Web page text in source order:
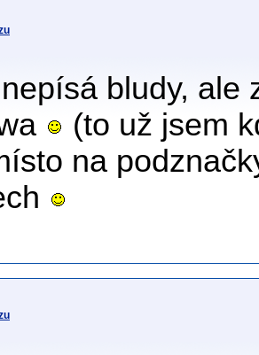
bludy, ale
(to už jsem
na